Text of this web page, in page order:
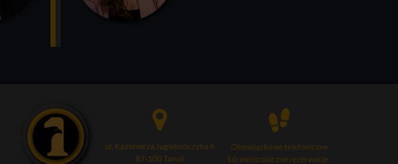
ul. Kazimierza Jagiellończyka 6
87-100 Toruń
Obowiązkowe telefoniczne
lub elektroniczne rezerwacje.